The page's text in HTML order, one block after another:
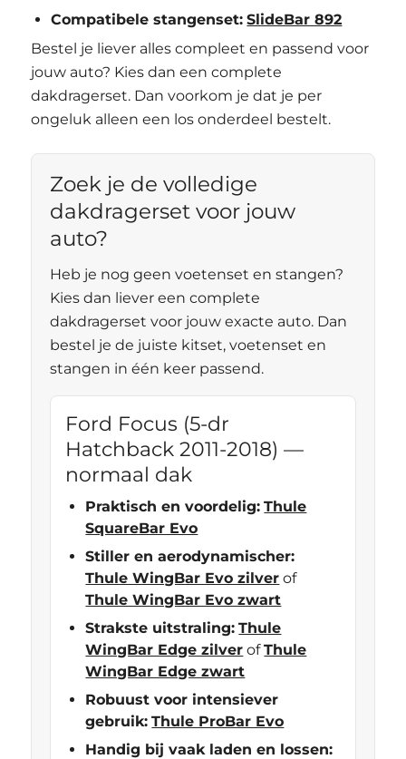
Compatibele stangenset: SlideBar 892
Bestel je liever alles compleet en passend voor
jouw auto? Kies dan een complete
dakdragerset. Dan voorkom je dat je per
ongeluk alleen een los onderdeel bestelt.
Zoek je de volledige
dakdragerset voor jouw
auto?
Heb je nog geen voetenset en stangen?
Kies dan liever een complete
dakdragerset voor jouw exacte auto. Dan
bestel je de juiste kitset, voetenset en
stangen in één keer passend.
Ford Focus (5-dr
Hatchback 2011-2018) —
normaal dak
Praktisch en voordelig: Thule
SquareBar Evo
Stiller en aerodynamischer:
Thule WingBar Evo zilver of
Thule WingBar Evo zwart
Strakste uitstraling: Thule
WingBar Edge zilver ofThule
WingBar Edge zwart
Robuust voor intensiever
gebruik: Thule ProBar Evo
Handig bij vaak laden en lossen: